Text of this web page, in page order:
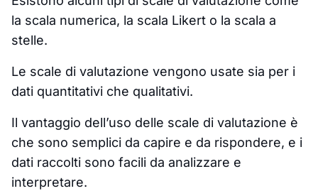
la scala numerica, la scala Likert o la scala a
stelle.
Le scale di valutazione vengono usate sia per i
dati quantitativi che qualitativi.
Il vantaggio dell’uso delle scale di valutazione è
che sono semplici da capire e da rispondere, e i
dati raccolti sono facili da analizzare e
interpretare.